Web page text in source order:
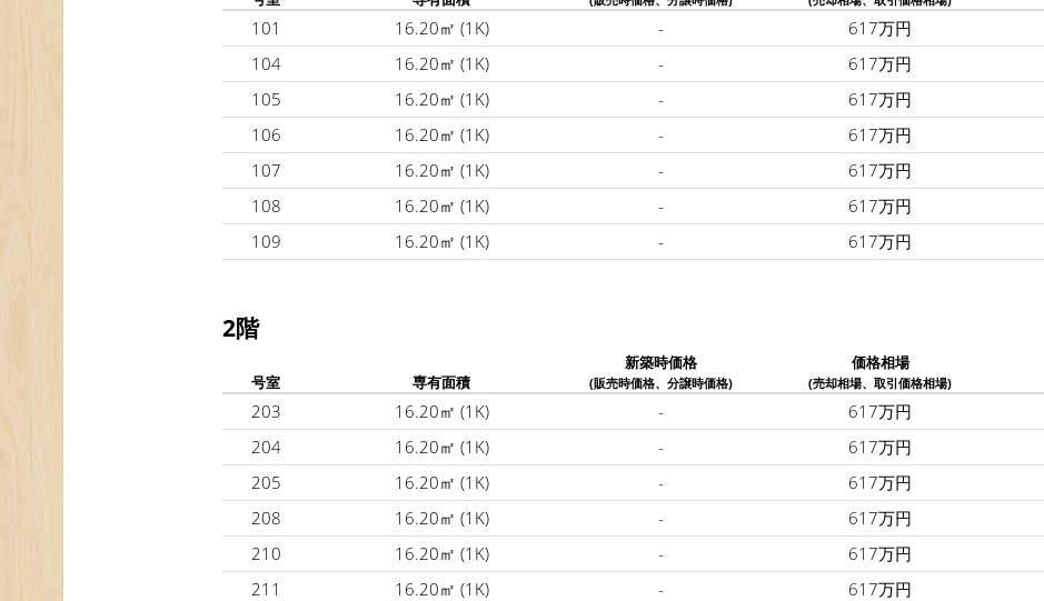
101 16.20㎡ (1K) - 617万円
104
16.20㎡ (1K) - 617万円
105
16.20㎡ (1K) - 617万円
106
16.20㎡ (1K) - 617万円
107
16.20㎡ (1K) - 617万円
108
16.20㎡ (1K) - 617万円
109
16.20㎡ (1K) - 617万円
2階
号室 専有面積
新築時価格
(販売時価格、分譲時価格)
価格相場
(売却相場、取引価格相場)
203 16.20㎡ (1K) - 617万円
204
16.20㎡ (1K) - 617万円
205
16.20㎡ (1K) - 617万円
208
16.20㎡ (1K) - 617万円
210
16.20㎡ (1K) - 617万円
211
16.20㎡ (1K) - 617万円